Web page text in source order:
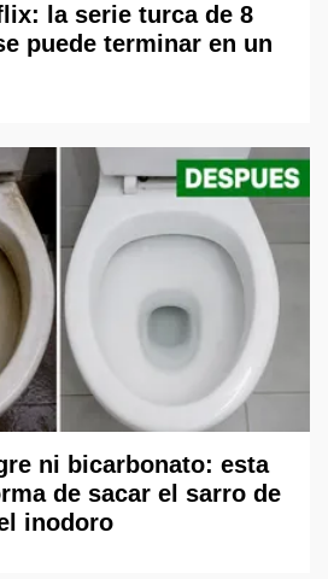
la serie turca de 8
puede terminar en un
ni bicarbonato: esta
de sacar el sarro de
inodoro